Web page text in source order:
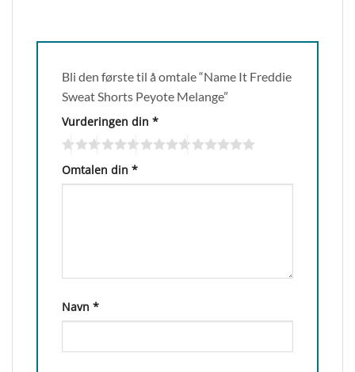
Bli den første til å omtale “Name It Freddie
Sweat Shorts Peyote Melange”
Vurderingen din *
Omtalen din *
Navn *